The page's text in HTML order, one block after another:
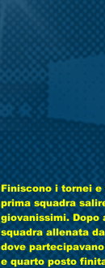
Finiscono i tornei e
prima squadra
giovanissimi. Dopo
squadra allenata
dove
e quarto posto